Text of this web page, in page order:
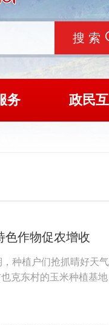
务 政民
色作物促农增收
种植户们抢抓晴好天
克东村的玉米种植基